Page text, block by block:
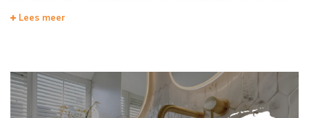
kwaliteit en worden van hoogwaardige materialen gemaakt.
verschillende topmerken die al jaren voor design en kwaliteit gaan.
De handdouches en hoofddouches zijn van top kwaliteit en gaan
lang me in iedere badkamer.
Lees meer